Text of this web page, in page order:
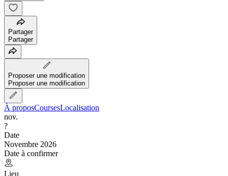
Partager
Partager
Proposer une modification
Proposer une modification
À proposCoursesLocalisation
nov.
?
Date
Novembre 2026
Date à confirmer
Lieu